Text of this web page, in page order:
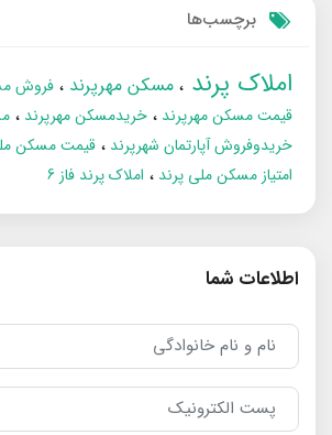
برچسب‌ها
املاک پرند مسکن مهرپرند
فروش
قیمت مسکن مهرپرند
خریدمسکن مهرپرند
خریدوفروش آپارتمان شهرپرند
قیمت مسکن
امتیاز مسکن ملی پرند
املاک پرند فاز 6
اطلاعات شما